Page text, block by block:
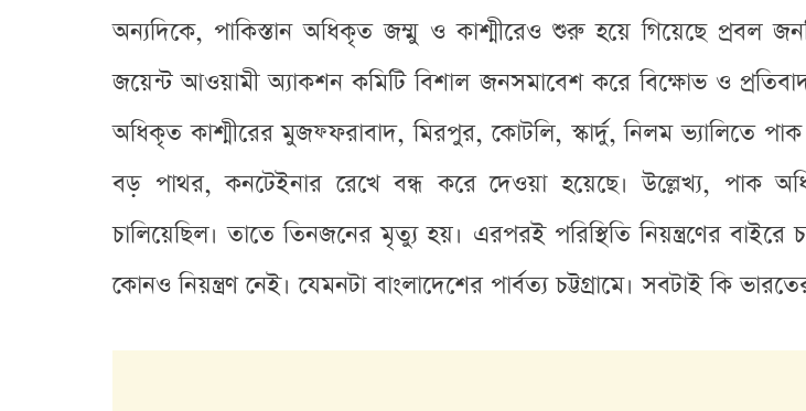
অন্যদিকে, পাকিস্তান অধিকৃত জম্মু ও কাশ্মীরেও শুরু হয়ে গিয়েছে প্রবল
জয়েন্ট আওয়ামী অ্যাকশন কমিটি বিশাল জনসমাবেশ করে বিক্ষোভ ও
অধিকৃত কাশ্মীরের মুজফ্ফরাবাদ, মিরপুর, কোটলি, স্কার্দু, নিলম ভ্যালিতে
বড় পাথর, কনটেইনার রেখে বন্ধ করে দেওয়া হয়েছে। উল্লেখ্য, পাক
চালিয়েছিল। তাতে তিনজনের মৃত্যু হয়। এরপরই পরিস্থিতি নিয়ন্ত্রণের
কোনও নিয়ন্ত্রণ নেই। যেমনটা বাংলাদেশের পার্বত্য চট্টগ্রামে। সবটাই কি